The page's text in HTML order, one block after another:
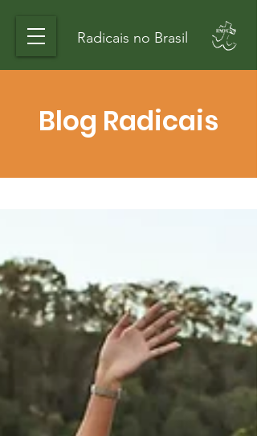
Radicais no Brasil
Blog Radicais